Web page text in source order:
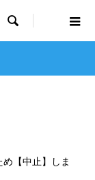

【中止】しま